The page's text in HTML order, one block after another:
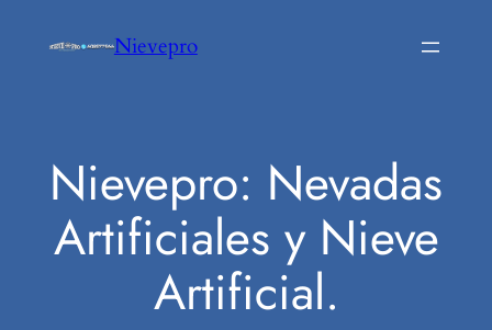
Nievepro
Nievepro: Nevadas
Artificiales y Nieve
Artificial.